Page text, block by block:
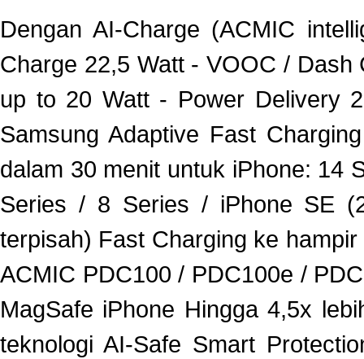
Dengan AI-Charge (ACMIC
Charge 22,5 Watt - VOOC /
up to 20 Watt - Power Delivery
Samsung Adaptive Fast
dalam 30 menit untuk iPhone: 14
Series / 8 Series / iPhone SE
terpisah) Fast Charging ke
ACMIC PDC100 / PDC100e /
MagSafe iPhone Hingga 4,5x
teknologi AI-Safe Smart